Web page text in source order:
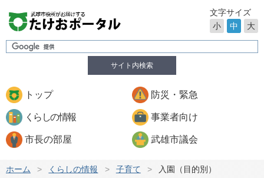
サイト内検索
文字サイズ
小
中 大
トップ 防災・緊急
くらしの情報 事業者向け
市長の部屋 武雄市議会
ホーム > くらしの情報 > 子育て > 入園（目的別）